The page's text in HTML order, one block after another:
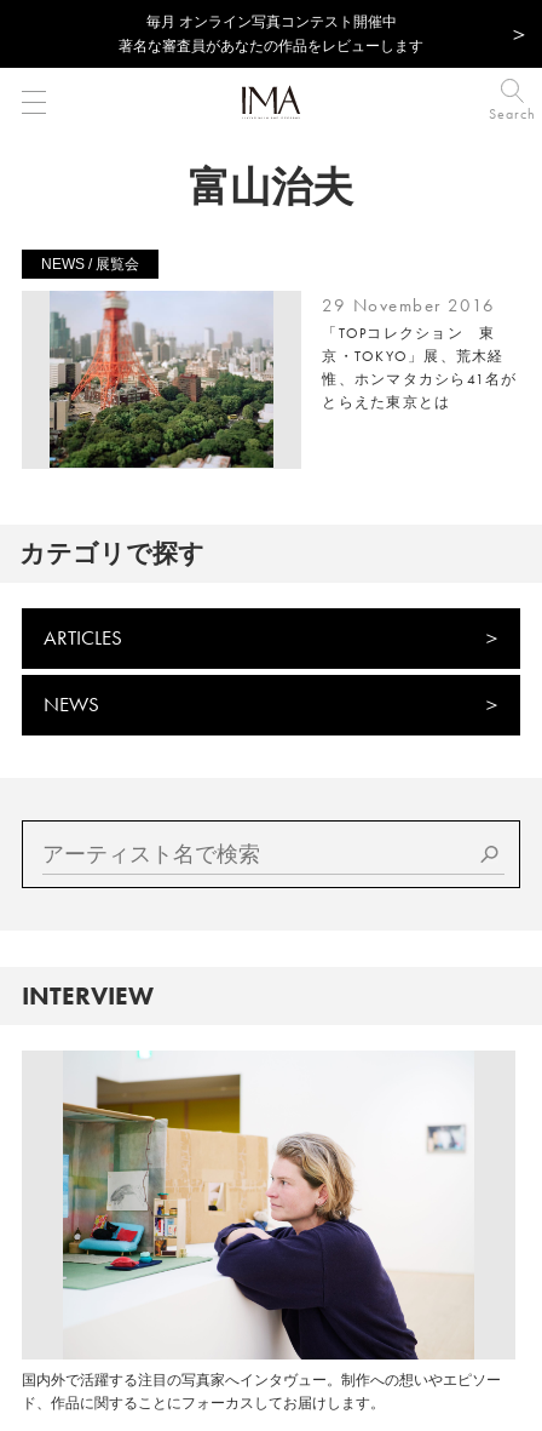
毎⽉ オンライン写真コンテスト開催中
著名な審査員があなたの作品をレビューします
Search
富山治夫
NEWS / 展覧会
29 November 2016
「TOPコレクション 東
京・TOKYO」展、荒木経
惟、ホンマタカシら41名が
とらえた東京とは
カテゴリで探す
ARTICLES
NEWS
INTERVIEW
国内外で活躍する注目の写真家へインタヴュー。制作への想いやエピソー
ド、作品に関することにフォーカスしてお届けします。